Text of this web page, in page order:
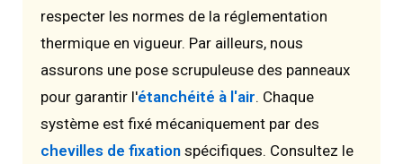
respecter les normes de la réglementation
thermique en vigueur. Par ailleurs, nous
assurons une pose scrupuleuse des panneaux
pour garantir l'étanchéité à l'air. Chaque
système est fixé mécaniquement par des
chevilles de fixation spécifiques. Consultez le